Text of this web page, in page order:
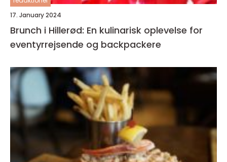
17. January 2024
Brunch i Hillerød: En kulinarisk oplevelse for
eventyrrejsende og backpackere